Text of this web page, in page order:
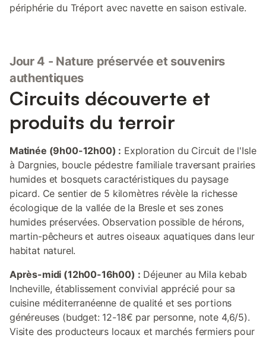
périphérie du Tréport avec navette en saison estivale.
Jour 4 - Nature préservée et souvenirs
authentiques
Circuits découverte et
produits du terroir
Matinée (9h00-12h00) : Exploration du Circuit de l'Isle
à Dargnies, boucle pédestre familiale traversant prairies
humides et bosquets caractéristiques du paysage
picard. Ce sentier de 5 kilomètres révèle la richesse
écologique de la vallée de la Bresle et ses zones
humides préservées. Observation possible de hérons,
martin-pêcheurs et autres oiseaux aquatiques dans leur
habitat naturel.
Après-midi (12h00-16h00) : Déjeuner au Mila kebab
Incheville, établissement convivial apprécié pour sa
cuisine méditerranéenne de qualité et ses portions
généreuses (budget: 12-18€ par personne, note 4,6/5).
Visite des producteurs locaux et marchés fermiers pour